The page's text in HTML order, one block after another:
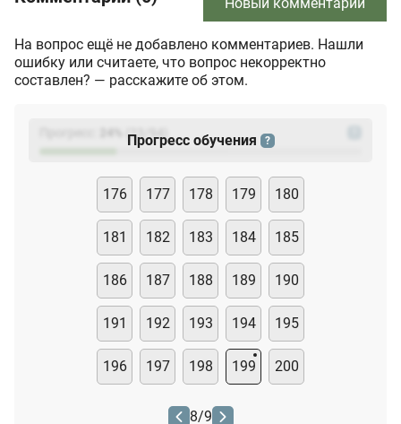
На вопрос ещё не добавлено комментариев. Нашли
ошибку или считаете, что вопрос некорректно
составлен? — расскажите об этом.
(23
Прогресс обучения ?
176 177 178 179 180
181 182 183 184 185
186 187 188 189 190
191 192 193 194 195
196 197 198 199 200
8/9